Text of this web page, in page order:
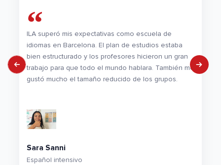
ILA superó mis expectativas como escuela de
idiomas en Barcelona. El plan de estudios estaba
bien estructurado y los profesores hicieron un gran
trabajo para que todo el mundo hablara. También me
gustó mucho el tamaño reducido de los grupos.
Sara Sanni
Español intensivo